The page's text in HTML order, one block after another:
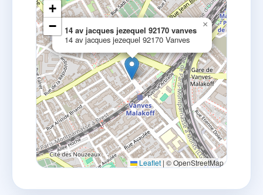
14 av jacques jezequel 92170 vanves
14 av jacques jezequel 92170 Vanves
×
+
−
Leaflet | © OpenStreetMap